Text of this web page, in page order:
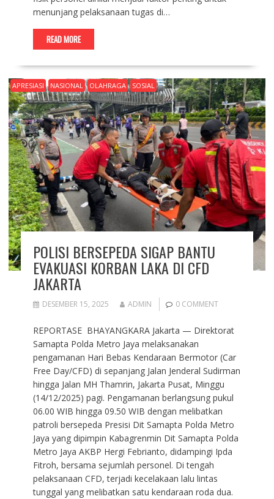
menunjang pelaksanaan tugas di…
READ MORE
APRESIASI NASIONAL OLAHRAGA SOSIAL
POLISI BERSEPEDA SIGAP BANTU
EVAKUASI KORBAN LAKA DI CFD
JAKARTA
DESEMBER 15, 2025 ADMIN 0 COMMENT
REPORTASE BHAYANGKARA Jakarta — Direktorat
Samapta Polda Metro Jaya melaksanakan
pengamanan Hari Bebas Kendaraan Bermotor (Car
Free Day/CFD) di sepanjang Jalan Jenderal Sudirman
hingga Jalan MH Thamrin, Jakarta Pusat, Minggu
(14/12/2025) pagi. Pengamanan berlangsung pukul
06.00 WIB hingga 09.50 WIB dengan melibatkan
patroli bersepeda Presisi Dit Samapta Polda Metro
Jaya yang dipimpin Kabagrenmin Dit Samapta Polda
Metro Jaya AKBP Hergi Febrianto, didampingi Ipda
Fitroh, bersama sejumlah personel. Di tengah
pelaksanaan CFD, terjadi kecelakaan lalu lintas
tunggal yang melibatkan satu kendaraan roda dua.